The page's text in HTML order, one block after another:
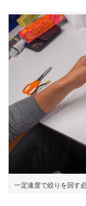
一定速度で絞りを回す